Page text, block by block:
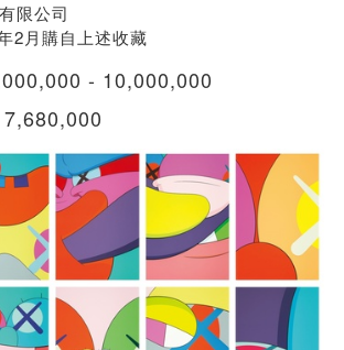
限公司
2月購自上述收藏
- 10,000,000